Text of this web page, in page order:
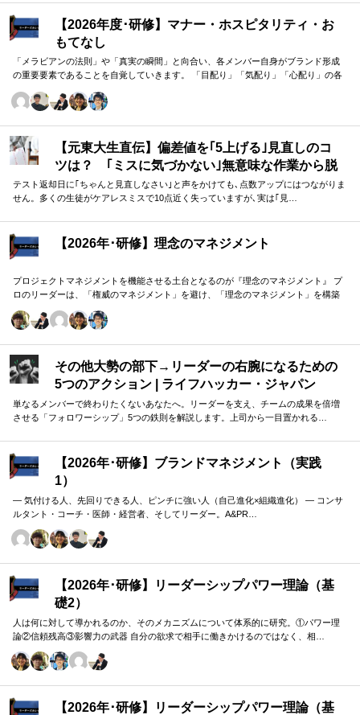
【2026年度･研修】マナー・ホスピタリティ・お
もてなし
「メラビアンの法則」や「真実の瞬間」と向合い、各メンバー自身がブランド形成
の重要要素であることを自覚していきます。 「目配り」「気配り」「心配り」の各
について研究。 「マニュアル」「サービス」を理解・実践するのは当然。 「ホスピ
【元東大生直伝】偏差値を｢5上げる｣見直しのコ
ツは？ ｢ミスに気づかない｣無意味な作業から脱
却を…カギは試験"前"
テスト返却日に｢ちゃんと見直しなさい｣と声をかけても､点数アップにはつながりま
せん。多くの生徒がケアレスミスで10点近く失っていますが､実は｢見…
【2026年･研修】理念のマネジメント
プロジェクトマネジメントを機能させる土台となるのが『理念のマネジメント』 プ
ロのリーダーは、「権威のマネジメント」を避け、「理念のマネジメント」を構築
に尊重する文化を構築したいリーダーのための研修です。
その他大勢の部下→リーダーの右腕になるための
5つのアクション | ライフハッカー・ジャパン
単なるメンバーで終わりたくないあなたへ。リーダーを支え、チームの成果を倍増
させる「フォロワーシップ」5つの鉄則を解説します。上司から一目置かれる…
【2026年･研修】ブランドマネジメント（実践
1）
― 気付ける人、先回りできる人、ピンチに強い人（自己進化×組織進化） ― コンサ
ルタント・コーチ・医師・経営者、そしてリーダー。A&PR…
【2026年･研修】リーダーシップパワー理論（基
礎2）
人は何に対して導かれるのか、そのメカニズムについて体系的に研究。①パワー理
論②信頼残高③影響力の武器 自分の欲求で相手に働きかけるのではなく、相…
【2026年･研修】リーダーシップパワー理論（基